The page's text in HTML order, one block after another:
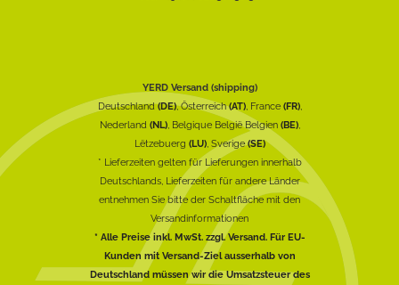
YERD Versand (shipping)
Deutschland(DE), Österreich(AT), France (FR),
Nederland (NL), Belgique België Belgien (BE),
Lëtzebuerg (LU), Sverige(SE)
* Lieferzeiten gelten für Lieferungen innerhalb
Deutschlands, Lieferzeiten für andere Länder
entnehmen Sie bitte der Schaltfläche mit den
Versandinformationen
* Alle Preise inkl. MwSt. zzgl. Versand. Für EU-
Kunden mit Versand-Ziel ausserhalb von
Deutschland müssen wir die Umsatzsteuer des